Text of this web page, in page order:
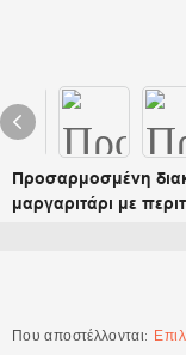
Προσαρμοσμένη
μαργαριτάρι με
Που αποστέλλονται: